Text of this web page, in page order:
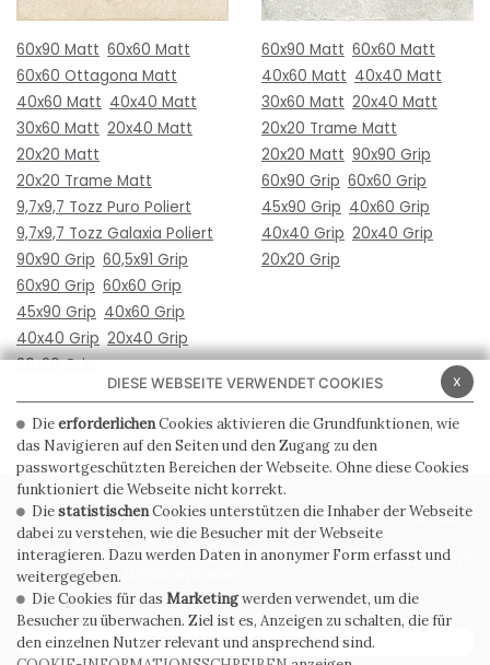
60x90 Matt 60x60 Matt
60x60 Ottagona Matt
40x60 Matt 40x40 Matt
30x60 Matt 20x40 Matt
20x20 Matt
20x20 Trame Matt
9,7x9,7 Tozz Puro Poliert
9,7x9,7 Tozz Galaxia Poliert
90x90 Grip 60,5x91 Grip
60x90 Grip 60x60 Grip
45x90 Grip 40x60 Grip
40x40 Grip 20x40 Grip
20x20 Grip
60x90 Matt 60x60 Matt
40x60 Matt 40x40 Matt
30x60 Matt 20x40 Matt
20x20 Trame Matt
20x20 Matt 90x90 Grip
60x90 Grip 60x60 Grip
45x90 Grip 40x60 Grip
40x40 Grip 20x40 Grip
20x20 Grip
PRIVACY POLICY COOKIE POLICY
ALLGEMEINE
VERKAUFSBEDINGUNGEN
WHISTLEBLOWING
ABONNIEREN SIE DEN NEWSLETTER
x
DIESE WEBSEITE VERWENDET COOKIES
DieerforderlichenCookies aktivieren die Grundfunktionen, wie
das Navigieren auf den Seiten und den Zugang zu den
passwortgeschützten Bereichen der Webseite. Ohne diese Cookies
funktioniert die Webseite nicht korrekt.
DiestatistischenCookies unterstützen die Inhaber der Webseite
dabei zu verstehen, wie die Besucher mit der Webseite
interagieren. Dazu werden Daten in anonymer Form erfasst und
weitergegeben.
Die Cookies für das Marketingwerden verwendet, um die
Besucher zu überwachen. Ziel ist es, Anzeigen zu schalten, die für
den einzelnen Nutzer relevant und ansprechend sind.